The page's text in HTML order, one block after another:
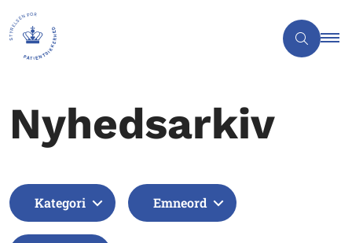
Nyhedsarkiv
Kategori Emneord